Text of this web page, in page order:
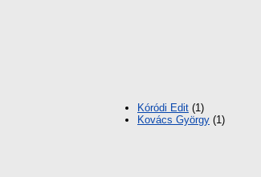
Kóródi Edit (1)
Kovács György (1)